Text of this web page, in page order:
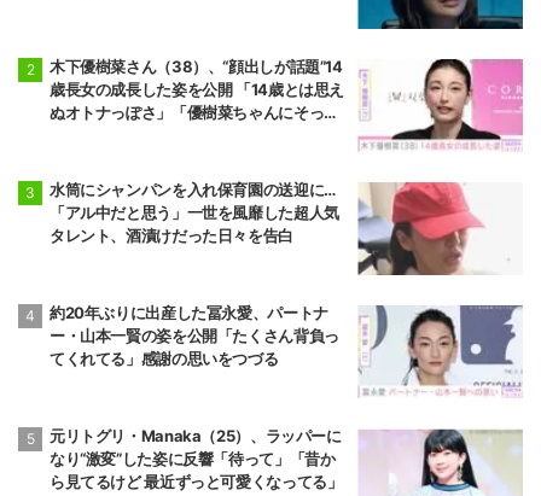
木下優樹菜さん（38）、“顔出しが話題”14
歳長女の成長した姿を公開 「14歳とは思え
ぬオトナっぽさ」「優樹菜ちゃんにそっく
水筒にシャンパンを入れ保育園の送迎に…
「アル中だと思う」一世を風靡した超人気
タレント、酒漬けだった日々を告白
約20年ぶりに出産した冨永愛、パートナ
ー・山本一賢の姿を公開「たくさん背負っ
てくれてる」感謝の思いをつづる
元リトグリ・Manaka（25）、ラッパーに
なり“激変”した姿に反響「待って」「昔か
ら見てるけど 最近ずっと可愛くなってる」